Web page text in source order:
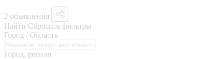
2 объявления
Найти Сбросить фильтры
Город / Область
Город, регион